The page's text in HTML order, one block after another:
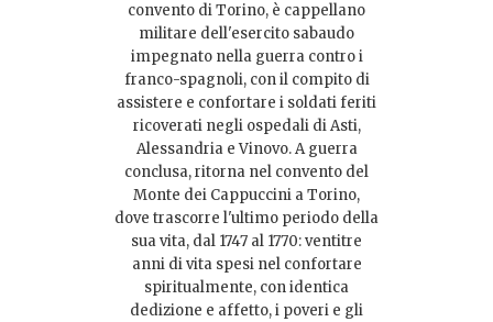
convento di Torino, è cappellano
militare dell'esercito sabaudo
impegnato nella guerra contro i
franco-spagnoli, con il compito di
assistere e confortare i soldati feriti
ricoverati negli ospedali di Asti,
Alessandria e Vinovo. A guerra
conclusa, ritorna nel convento del
Monte dei Cappuccini a Torino,
dove trascorre l'ultimo periodo della
sua vita, dal 1747 al 1770: ventitre
anni di vita spesi nel confortare
spiritualmente, con identica
dedizione e affetto, i poveri e gli